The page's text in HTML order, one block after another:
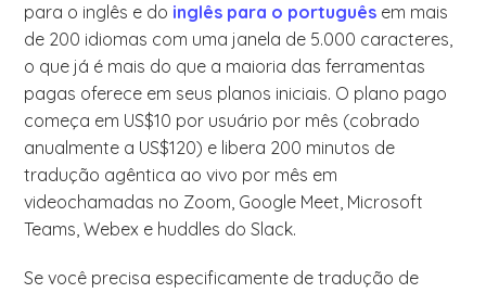
para o inglês e do inglês para o português em mais
de 200 idiomas com uma janela de 5.000 caracteres,
o que já é mais do que a maioria das ferramentas
pagas oferece em seus planos iniciais. O plano pago
começa em US$10 por usuário por mês (cobrado
anualmente a US$120) e libera 200 minutos de
tradução agêntica ao vivo por mês em
videochamadas no Zoom, Google Meet, Microsoft
Teams, Webex e huddles do Slack.
Se você precisa especificamente de tradução de